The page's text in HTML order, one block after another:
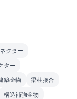
クター
ター
築金物
梁柱接合
構造補強金物